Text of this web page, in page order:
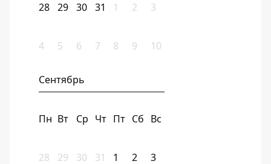
28 29 30 31 1 2 3
4 5 6 7 8 9 10
Сентябрь
Пн Вт Ср Чт Пт Сб Вс
28 29 30 31 1 2 3